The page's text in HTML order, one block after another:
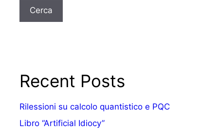
Cerca
Recent Posts
Rilessioni su calcolo quantistico e PQC
Libro “Artificial Idiocy”